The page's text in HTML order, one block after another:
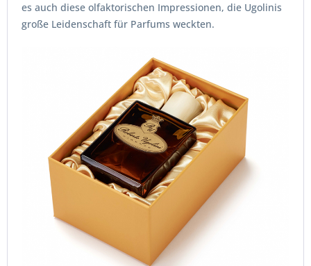
es auch diese olfaktorischen Impressionen, die Ugolinis
große Leidenschaft für Parfums weckten.